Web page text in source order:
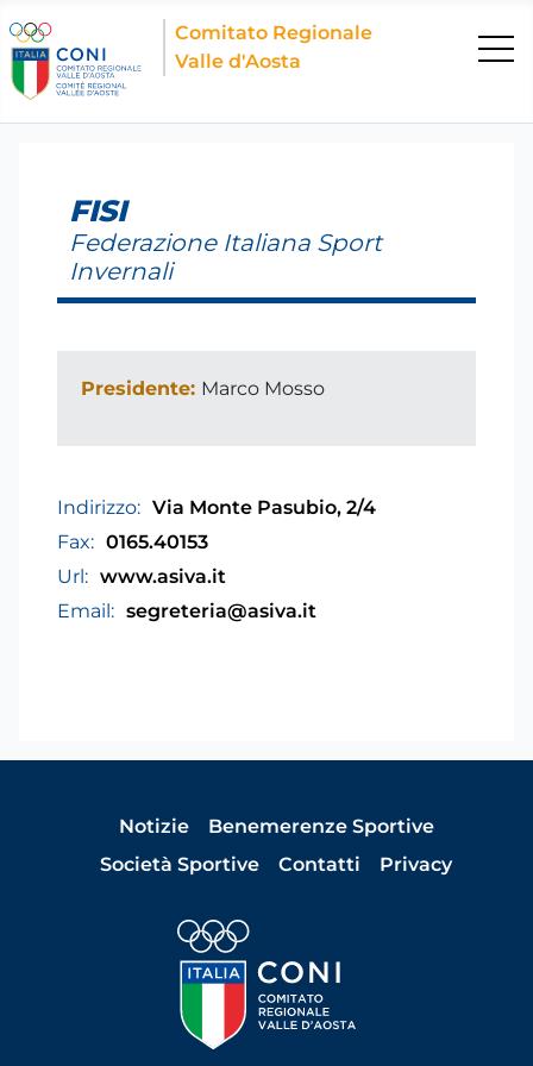
Comitato Regionale
Valle d'Aosta
FISI
Federazione Italiana Sport
Invernali
Presidente: Marco Mosso
Indirizzo: Via Monte Pasubio, 2/4
Fax: 0165.40153
Url: www.asiva.it
Email: segreteria@asiva.it
Notizie
Benemerenze Sportive
Società Sportive
Contatti Privacy